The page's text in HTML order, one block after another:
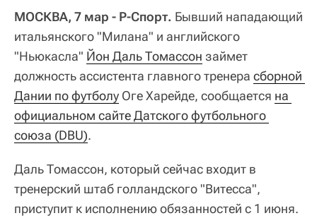
МОСКВА, 7 мар - Р-Спорт. Бывший нападающий
итальянского "Милана" и английского
"Ньюкасла" Йон Даль Томассон займет
должность ассистента главного тренера сборной
Дании по футболу Оге Харейде, сообщается на
официальном сайте Датского футбольного
союза (DBU).
Даль Томассон, который сейчас входит в
тренерский штаб голландского "Витесса",
приступит к исполнению обязанностей с 1 июня.